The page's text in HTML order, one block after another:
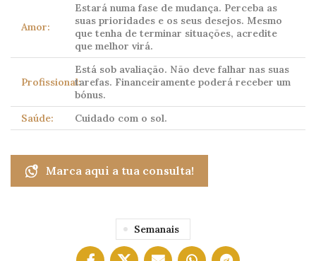
Amor:
Estará numa fase de mudança. Perceba as
suas prioridades e os seus desejos. Mesmo
que tenha de terminar situações, acredite
que melhor virá.
Profissional:
Está sob avaliação. Não deve falhar nas suas
tarefas. Financeiramente poderá receber um
bónus.
Saúde:
Cuidado com o sol.
Marca aqui a tua consulta!
Semanais